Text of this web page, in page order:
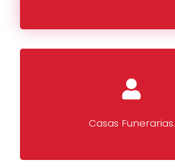
Casas Funerarias.